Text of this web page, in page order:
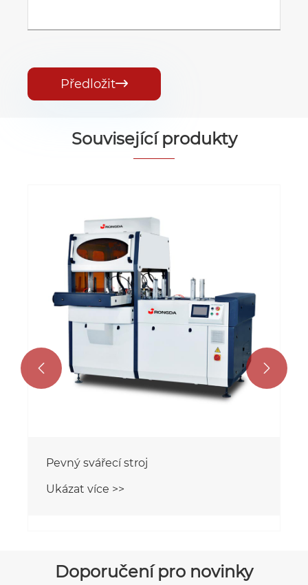
Předložit
Související produkty
Stroj na balení pevných krabic
Ukázat více >>
 
Doporučení pro novinky